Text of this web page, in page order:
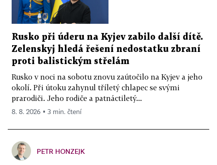
Rusko při úderu na Kyjev zabilo další dítě.
Zelenskyj hledá řešení nedostatku zbraní
proti balistickým střelám
Rusko v noci na sobotu znovu zaútočilo na Kyjev a jeho
okolí. Při útoku zahynul tříletý chlapec se svými
prarodiči. Jeho rodiče a patnáctiletý...
8. 8. 2026 ▪ 3 min. čtení
PETR HONZEJK